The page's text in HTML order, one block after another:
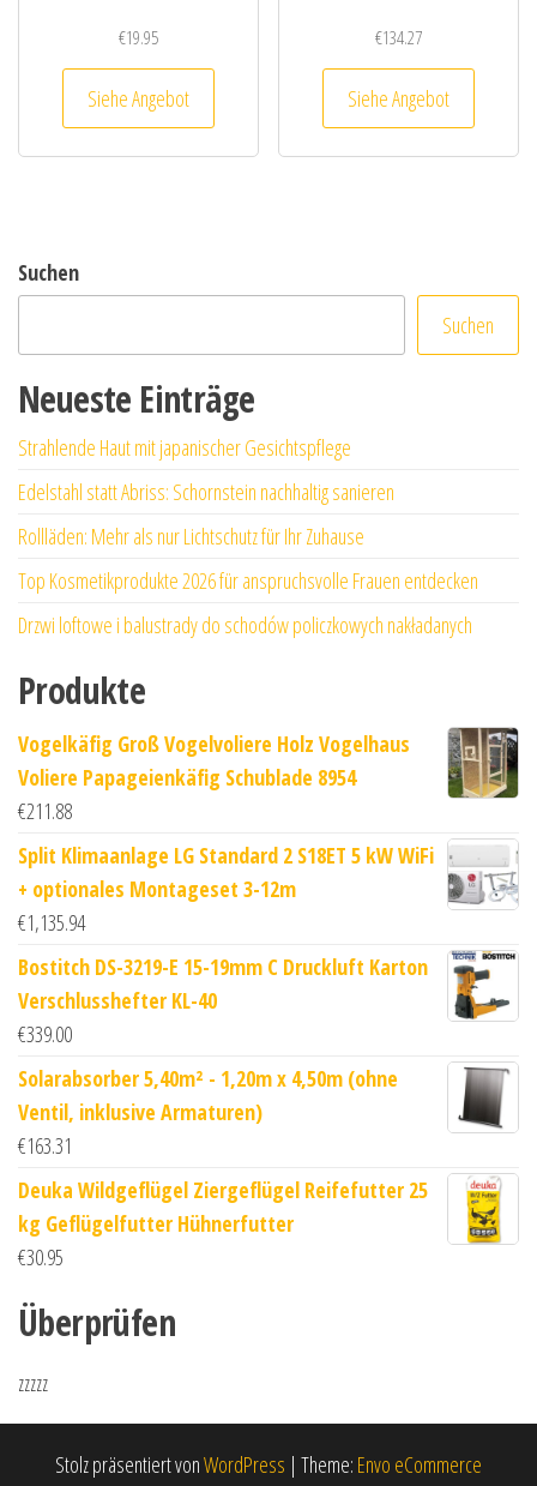
€19.95
Siehe Angebot
€134.27
Siehe Angebot
Suchen
Suchen
Neueste Einträge
Strahlende Haut mit japanischer Gesichtspflege
Edelstahl statt Abriss: Schornstein nachhaltig sanieren
Rollläden: Mehr als nur Lichtschutz für Ihr Zuhause
Top Kosmetikprodukte 2026 für anspruchsvolle Frauen entdecken
Drzwi loftowe i balustrady do schodów policzkowych nakładanych
Produkte
Vogelkäfig Groß Vogelvoliere Holz Vogelhaus
Voliere Papageienkäfig Schublade 8954
€211.88
Split Klimaanlage LG Standard 2 S18ET 5 kW WiFi
+ optionales Montageset 3-12m
€1,135.94
Bostitch DS-3219-E 15-19mm C Druckluft Karton
Verschlusshefter KL-40
€339.00
Solarabsorber 5,40m² - 1,20m x 4,50m (ohne
Ventil, inklusive Armaturen)
€163.31
Deuka Wildgeflügel Ziergeflügel Reifefutter 25
kg Geflügelfutter Hühnerfutter
€30.95
Überprüfen
zzzzz
Stolz präsentiert vonWordPress | Theme: Envo eCommerce